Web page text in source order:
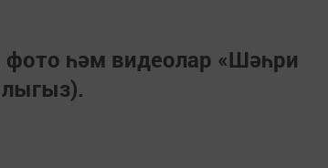
һәм видеолар «Шәһри